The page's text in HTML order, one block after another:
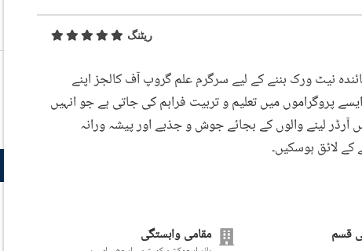
ریٹنگ
نیٹ ورک بننے کے لیے سرگرم علم گروپ آف کالجز اپنے
پروگراموں میں تعلیم و تربیت فراہم کی جاتی ہے جو انہیں
لینے والوں کے بجائے جوش و جذبے اور پیشہ ورانہ
لائق ہوسکیں۔
قسم مقامی وابستگی